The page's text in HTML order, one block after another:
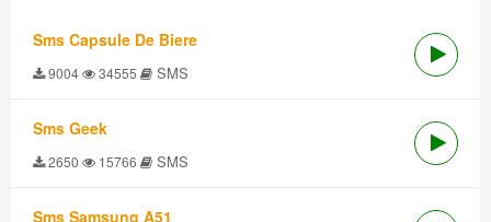
Sms Capsule De Biere
9004 34555 SMS
Sms Geek
2650 15766 SMS
Sms Samsung A51